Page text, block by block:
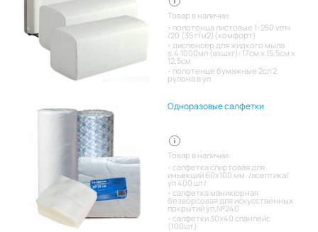
Товар в наличии:
полотенца листовые 1-250 vmч
/20 (35 г/м2)(комфорт)
диспенсер для жидкого мыла
s.4 1000мл (вхшхг): 17см x 15,5см x
12,5см
полотенце бумажные 2сл 2
рулона в уп
Одноразовые салфетки
Товар в наличии:
салфетка спиртовая для
инъекций 60х100 мм. /асептика/
уп 400 шт/
салфетка маникюрная
безворсовая для искусственных
покрытий уп.№240
салфетки 30х40 спанлейс
(100шт)